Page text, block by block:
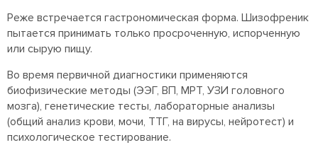
Реже встречается гастрономическая форма. Шизофреник
пытается принимать только просроченную, испорченную
или сырую пищу.
Во время первичной диагностики применяются
биофизические методы (ЭЭГ, ВП, МРТ, УЗИ головного
мозга), генетические тесты, лабораторные анализы
(общий анализ крови, мочи, ТТГ, на вирусы, нейротест) и
психологическое тестирование.